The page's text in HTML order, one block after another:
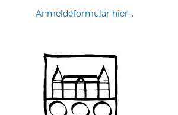
Anmeldeformular hier...